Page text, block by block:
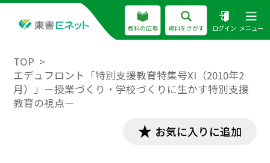
教科の広場 資料をさがす ログイン メニュー
TOP
エデュフロント「特別支援教育特集号XI（2010年2
月）」－授業づくり・学校づくりに生かす特別支援
教育の視点－
お気に入りに追加